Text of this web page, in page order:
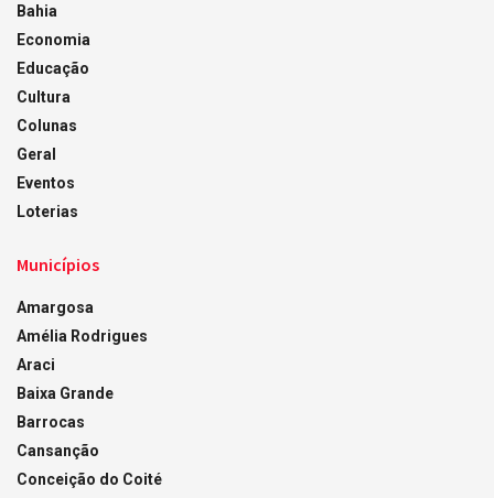
Bahia
Economia
Educação
Cultura
Colunas
Geral
Eventos
Loterias
Municípios
Amargosa
Amélia Rodrigues
Araci
Baixa Grande
Barrocas
Cansanção
Conceição do Coité